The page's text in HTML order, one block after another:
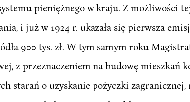
pieniężnego w kraju. Z możliwości
i już w 1924 r. ukazała się pierwsza
900 tys. zł. W tym samym roku
z przeznaczeniem na budowę mieszkań
starań o uzyskanie pożyczki zagranicznej,